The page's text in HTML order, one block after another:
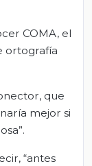
COMA, el
ortografía
que
mejor si
“antes